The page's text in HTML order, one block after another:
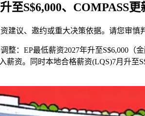
至S$6,000、COMPASS
建议、邀约或重大决策依据。请您审慎
：EP最低薪资2027年升至S$6,000（
薪资。同时本地合格薪资(LQS)7月升